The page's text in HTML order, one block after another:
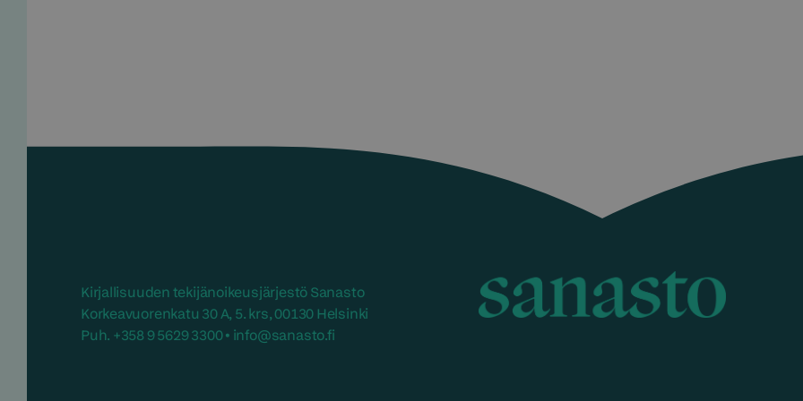
Kirjallisuuden tekijänoikeusjärjestö Sanasto
Korkeavuorenkatu 30 A, 5. krs, 00130 Helsinki
Puh. +358 9 5629 3300 • info@sanasto.fi